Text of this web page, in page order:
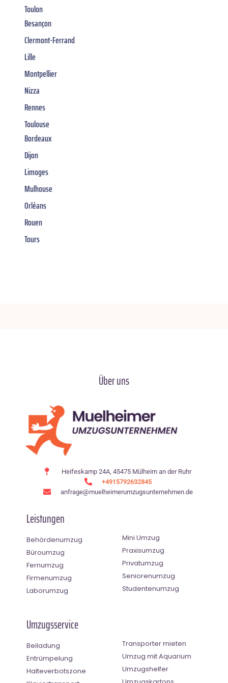
Toulon
Besançon
Clermont-Ferrand
Lille
Montpellier
Nizza
Rennes
Toulouse
Bordeaux
Dijon
Limoges
Mulhouse
Orléans
Rouen
Tours
Über uns
Heifeskamp 24A, 45475 Mülheim an der Ruhr
+4915792632845
anfrage@muelheimerumzugsunternehmen.de
Leistungen
Behördenumzug
Büroumzug
Fernumzug
Firmenumzug
Laborumzug
Mini Umzug
Praxisumzug
Privatumzug
Seniorenumzug
Studentenumzug
Umzugsservice
Beiladung
Entrümpelung
Halteverbotszone
Transporter mieten
Umzug mit Aquarium
Umzugshelfer